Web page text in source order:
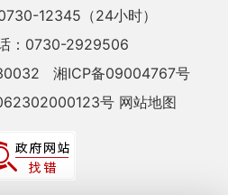
12345（24小时）
：0730-2929506
湘ICP备09004767号
号 网站地图